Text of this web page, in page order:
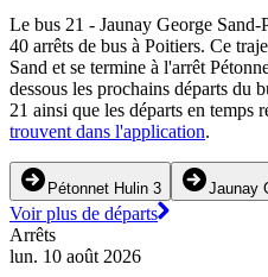
Le bus 21 - Jaunay George
40 arrêts de bus à Poitiers. Ce
Sand et se termine à l'arrêt
dessous les prochains départs du
21 ainsi que les départs en temps
trouvent dans l'application.
Pétonnet Hulin 3 Jaunay
Voir plus de départs
Arrêts
lun. 10 août 2026